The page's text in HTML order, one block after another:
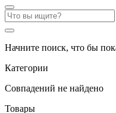
Начните поиск, что бы
Категории
Совпадений не найдено
Товары